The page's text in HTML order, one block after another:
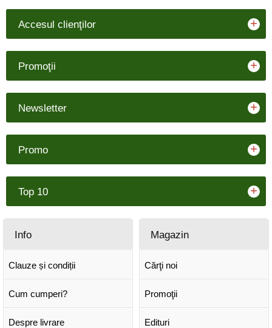
Accesul clienţilor +
Promoţii +
Newsletter +
Promo +
Top 10 +
Info
Clauze și condiții
Cum cumperi?
Despre livrare
Magazin
Cărţi noi
Promoţii
Edituri